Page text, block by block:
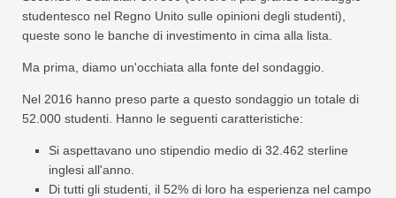
studentesco nel Regno Unito sulle opinioni degli studenti),
queste sono le banche di investimento in cima alla lista.
Ma prima, diamo un'occhiata alla fonte del sondaggio.
Nel 2016 hanno preso parte a questo sondaggio un totale di
52.000 studenti. Hanno le seguenti caratteristiche:
Si aspettavano uno stipendio medio di 32.462 sterline
inglesi all'anno.
Di tutti gli studenti, il 52% di loro ha esperienza nel campo